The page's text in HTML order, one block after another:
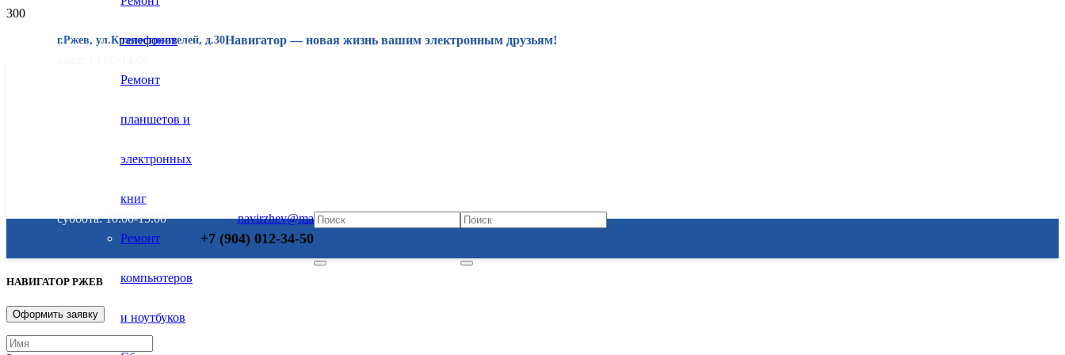
г.Ржев, ул.Краностроителей, д.30Навигатор — новая жизнь вашим электронным друзьям!
суббота: 10.00-15.00 navirzhev@mail.ru
телефонов
Ремонт
планшетов и
электронных
книг
Ремонт
компьютеров
и ноутбуков
+7 (904) 012-34-50
НАВИГАТОР РЖЕВ
Оформить заявку